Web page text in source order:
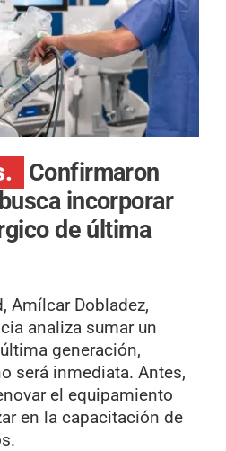
Confirmaron
incorporar
de última
Amílcar Dobladez,
analiza sumar un
generación,
será inmediata. Antes,
el equipamiento
en la capacitación de